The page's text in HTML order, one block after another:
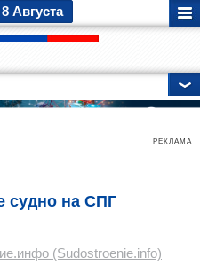
Августа
РЕКЛАМА
судно на СПГ
(Sudostroenie.info)